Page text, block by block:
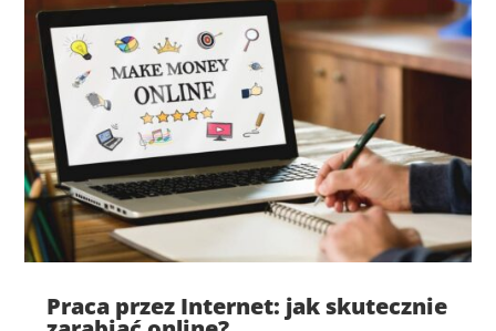
Praca przez Internet: jak skutecznie